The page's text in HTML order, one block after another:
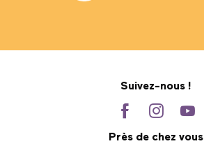
Suivez-nous !
Près de chez vous